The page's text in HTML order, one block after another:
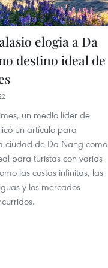
elogia a Da
destino ideal de
un medio líder de
un artículo para
ciudad de Da Nang como
para turistas con varias
las costas infinitas, las
y los mercados